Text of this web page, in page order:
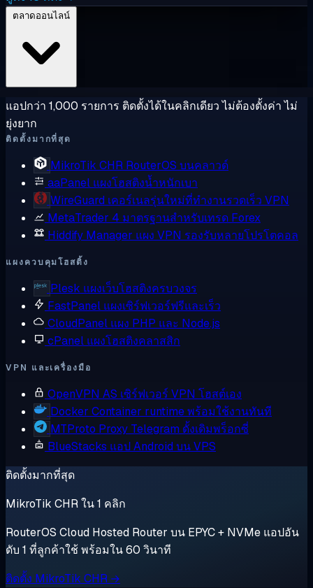
แอปกว่า 1,000 รายการ ติดตั้งได้ในคลิกเดียว ไม่ต้องตั้งค่า ไม่
ยุ่งยาก
ติดตั้งมากที่สุด
MikroTik CHR RouterOS บนคลาวด์
aaPanel แผงโฮสติงน้ำหนักเบา
WireGuard เคอร์เนลรุ่นใหม่ที่ทำงานรวดเร็ว VPN
MetaTrader 4 มาตรฐานสำหรับเทรด Forex
Hiddify Manager แผง VPN รองรับหลายโปรโตคอล
แผงควบคุมโฮสติ้ง
Plesk แผงเว็บโฮสติงครบวงจร
FastPanel แผงเซิร์ฟเวอร์ฟรีและเร็ว
CloudPanel แผง PHP และ Node.js
cPanel แผงโฮสติงคลาสสิก
VPN และเครื่องมือ
OpenVPN AS เซิร์ฟเวอร์ VPN โฮสต์เอง
Docker Container runtime พร้อมใช้งานทันที
MTProto Proxy Telegram ดั้งเดิมพร็อกซี่
BlueStacks แอป Android บน VPS
ติดตั้งมากที่สุด
MikroTik CHR ใน 1 คลิก
RouterOS Cloud Hosted Router บน EPYC + NVMe แอปอัน
ดับ 1 ที่ลูกค้าใช้ พร้อมใน 60 วินาที
ติดตั้ง MikroTik CHR →